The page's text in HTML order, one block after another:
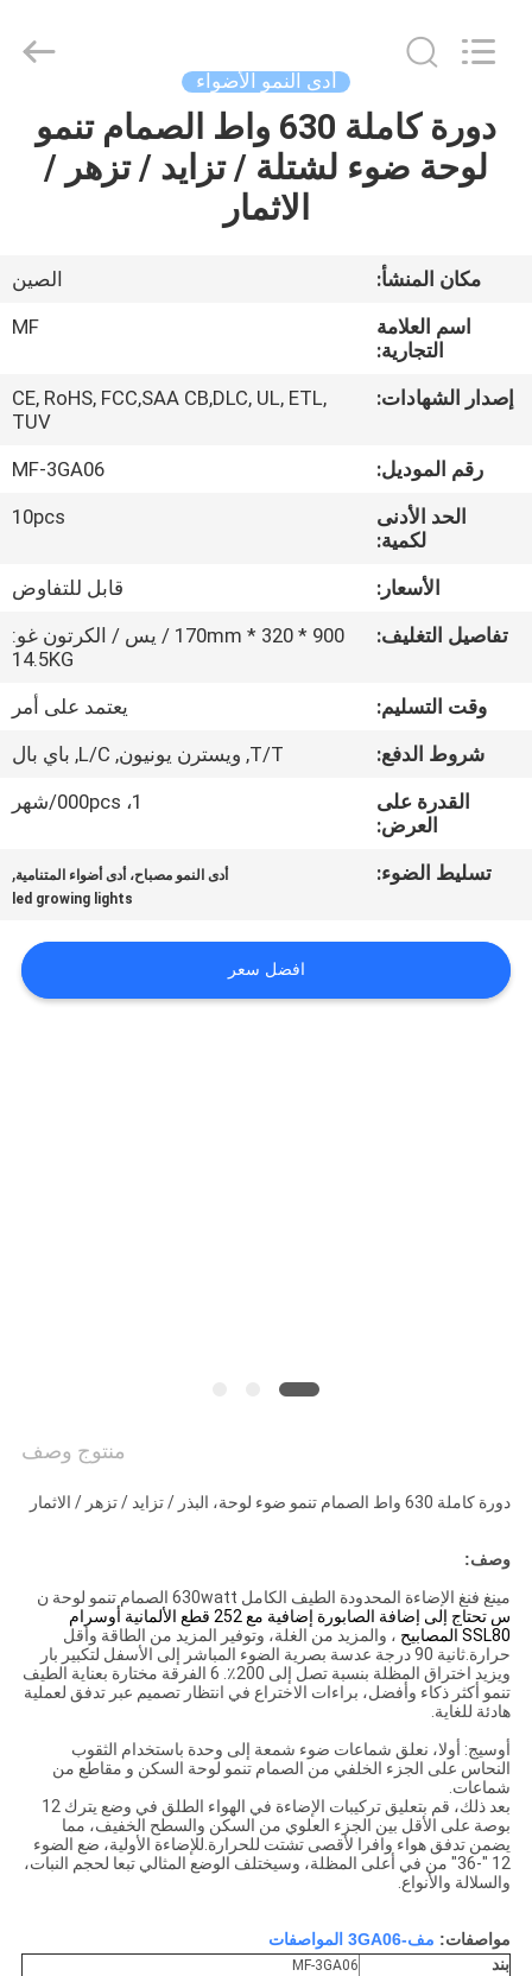
بيت
أشرطة
فيديو
حول
جولة
المعمل
جودة
اتصل
اقتباس
خريطة
Lighting
Co.,Ltd..
أدى النمو الأضواء
دورة كاملة 630 واط الصمام تنمو
لوحة ضوء لشتلة / تزايد / تزهر /
الاثمار
مكان المنشأ:
الصين
اسم العلامة
التجارية:
MF
إصدار الشهادات:
CE, RoHS, FCC,SAA CB,DLC, UL, ETL,
TUV
رقم الموديل:
MF-3GA06
الحد الأدنى
لكمية:
10pcs
الأسعار:
قابل للتفاوض
تفاصيل التغليف:
900 * 320 * 170mm / يس / الكرتون غو:
14.5KG
وقت التسليم:
يعتمد على أمر
شروط الدفع:
T/T, ويسترن يونيون, L/C, باي بال
القدرة على
العرض:
1، 000pcs/شهر
تسليط الضوء: أدى النمو مصباح، أدى أضواء المتنامية,
led growing lights
افضل سعر
منتوج وصف
دورة كاملة 630 واط الصمام تنمو ضوء لوحة، البذر / تزايد / تزهر / الاثمار
وصف:
مينغ فنغ الإضاءة المحدودة الطيف الكامل 630watt الصمام تنمو لوحة ن
س تحتاج إلى إضافة الصابورة إضافية مع 252 قطع الألمانية أوسرام
SSL80 المصابيح
، والمزيد من الغلة، وتوفير المزيد من الطاقة وأقل
حرارة.ثانية 90 درجة عدسة بصرية الضوء المباشر إلى الأسفل لتكبير بار
ويزيد اختراق المظلة بنسبة تصل إلى 200٪. 6 الفرقة مختارة بعناية الطيف
تنمو أكثر ذكاء وأفضل، براءات الاختراع في انتظار تصميم عبر تدفق لعملية
هادئة للغاية.
أوسيج: أولا، نعلق شماعات ضوء شمعة إلى وحدة باستخدام الثقوب
النحاس على الجزء الخلفي من الصمام تنمو لوحة السكن و مقاطع من
شماعات.
بعد ذلك، قم بتعليق تركيبات الإضاءة في الهواء الطلق في وضع يترك 12
بوصة على الأقل بين الجزء العلوي من السكن والسطح الخفيف، مما
يضمن تدفق هواء وافرا لأقصى تشتت للحرارة.للإضاءة الأولية، ضع الضوء
12 "-36" من في أعلى المظلة، وسيختلف الوضع المثالي تبعا لحجم النبات،
والسلالة والأنواع.
مواصفات: مف-3GA06 المواصفات
بند
MF-3GA06